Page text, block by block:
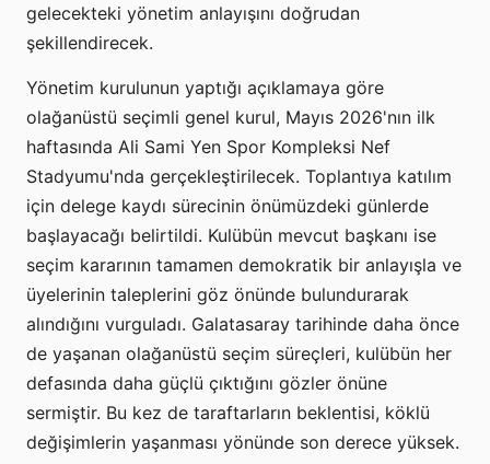
gelecekteki yönetim anlayışını doğrudan
şekillendirecek.
Yönetim kurulunun yaptığı açıklamaya göre
olağanüstü seçimli genel kurul, Mayıs 2026'nın ilk
haftasında Ali Sami Yen Spor Kompleksi Nef
Stadyumu'nda gerçekleştirilecek. Toplantıya katılım
için delege kaydı sürecinin önümüzdeki günlerde
başlayacağı belirtildi. Kulübün mevcut başkanı ise
seçim kararının tamamen demokratik bir anlayışla ve
üyelerinin taleplerini göz önünde bulundurarak
alındığını vurguladı. Galatasaray tarihinde daha önce
de yaşanan olağanüstü seçim süreçleri, kulübün her
defasında daha güçlü çıktığını gözler önüne
sermiştir. Bu kez de taraftarların beklentisi, köklü
değişimlerin yaşanması yönünde son derece yüksek.